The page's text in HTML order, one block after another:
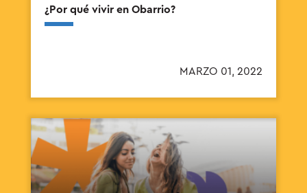
¿Por qué vivir en Obarrio?
MARZO 01, 2022